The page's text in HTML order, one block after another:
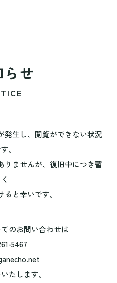
らせ
発生し、閲覧ができない状況
。
りませんが、復旧中につき暫
く
と幸いです。
のお問い合わせは
5467
たします。